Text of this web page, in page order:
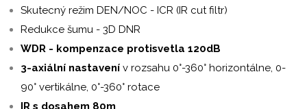
Skutecný režim DEN/NOC - ICR (IR cut filtr)
Redukce šumu - 3D DNR
WDR - kompenzace protisvetla 120dB
3-axiální nastavení v rozsahu 0°-360° horizontálne, 0-
90° vertikálne, 0°-360° rotace
IR s dosahem 80m